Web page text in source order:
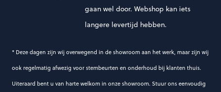
gaan wel door. Webshop kan iets
langere levertijd hebben.
* Deze dagen zijn wij overwegend in de showroom aan het werk, maar zijn wij
ook regelmatig afwezig voor stembeurten en onderhoud bij klanten thuis.
Uiteraard bent u van harte welkom in onze showroom. Stuur ons eenvoudig